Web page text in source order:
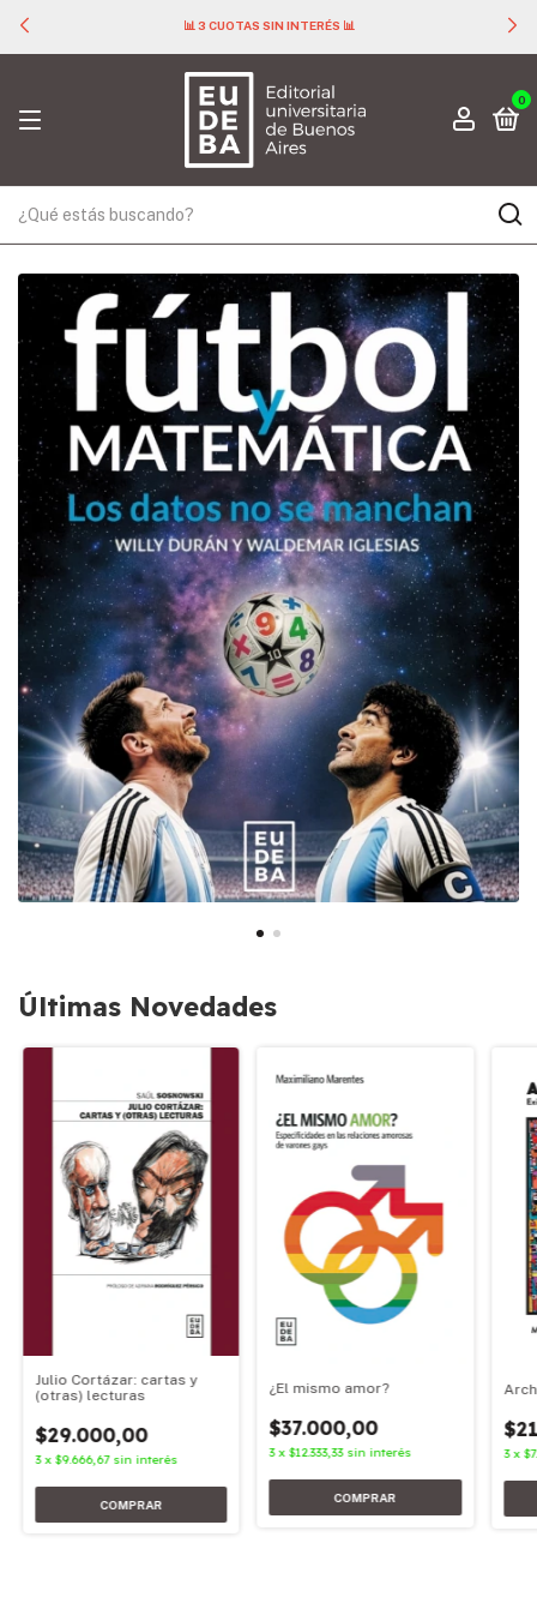
📊 3 CUOTAS SIN INTERÉS 📊
0
Últimas Novedades
Julio Cortázar: cartas y
(otras) lecturas
$29.000,00
3 x $9.666,67 sin interés
¿El mismo amor?
$37.000,00
3 x$12.333,33 sin interés 3 x